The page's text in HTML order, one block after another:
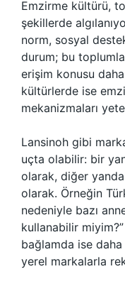
Emzirme kültürü,
şekillerde
norm, sosyal
durum; bu
erişim konusu
kültürlerde ise
mekanizmaları
Lansinoh gibi
uçta olabilir: bir
olarak, diğer
olarak. Örneğin
nedeniyle bazı
kullanabilir
bağlamda ise
yerel markalarla